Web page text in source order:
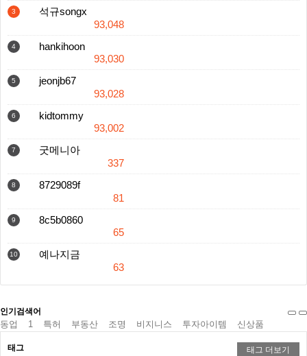
3
석규songx
93,048
4
hankihoon
93,030
5
jeonjb67
93,028
6
kidtommy
93,002
7
굿메니아
337
8
8729089f
81
9
8c5b0860
65
10
예나지금
63
인기검색어
동업 1 특허 부동산 조명 비지니스 투자아이템
신상품
태그 태그 더보기